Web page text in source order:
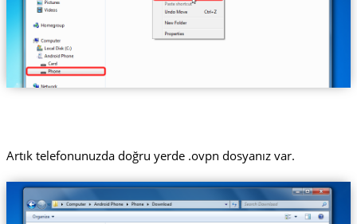
Artık telefonunuzda doğru yerde .ovpn dosyanız var.